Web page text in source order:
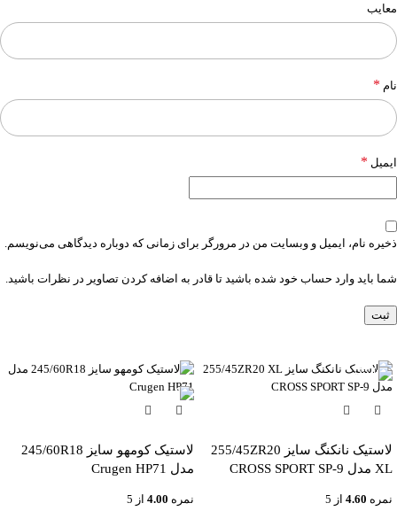
معایب
نام *
ایمیل *
ذخیره نام، ایمیل و وبسایت من در مرورگر برای زمانی که دوباره دیدگاهی می‌نویسم.
شما باید وارد حساب خود شده باشید تا قادر به اضافه کردن تصاویر در نظرات باشید.
لاستیک نانکنگ سایز 255/45ZR20
XL مدل CROSS SPORT SP-9
نمره 4.60 از 5
-6%
لاستیک کومهو سایز 245/60R18
مدل Crugen HP71
نمره 4.00 از 5